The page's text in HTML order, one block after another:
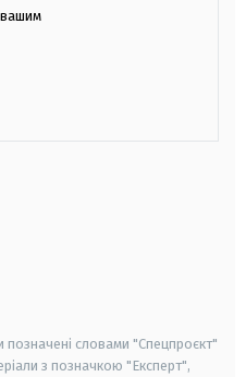
вашим
позначені словами "Спецпроєкт"
з позначкою "Експерт",